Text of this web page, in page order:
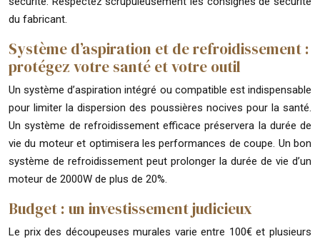
du fabricant.
Système d’aspiration et de refroidissement :
protégez votre santé et votre outil
Un système d’aspiration intégré ou compatible est indispensable
pour limiter la dispersion des poussières nocives pour la santé.
Un système de refroidissement efficace préservera la durée de
vie du moteur et optimisera les performances de coupe. Un bon
système de refroidissement peut prolonger la durée de vie d’un
moteur de 2000W de plus de 20%.
Budget : un investissement judicieux
Le prix des découpeuses murales varie entre 100€ et plusieurs